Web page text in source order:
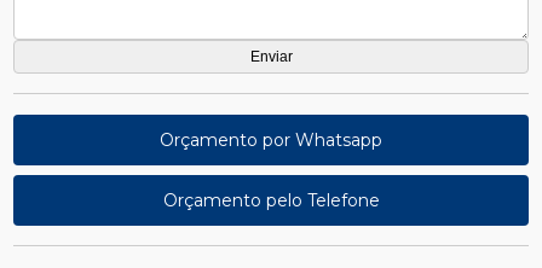
Orçamento por Whatsapp
Orçamento pelo Telefone